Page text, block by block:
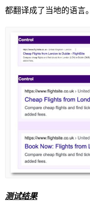
都翻译成了当地的语言。
测试结果